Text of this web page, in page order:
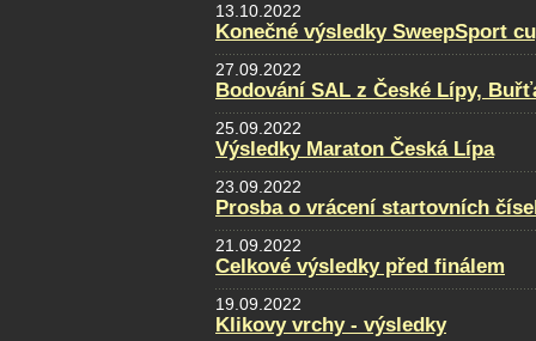
13.10.2022
Konečné výsledky SweepSport
27.09.2022
Bodování SAL z České Lípy,
25.09.2022
Výsledky Maraton Česká Lípa
23.09.2022
Prosba o vrácení startovních
21.09.2022
Celkové výsledky před finálem
19.09.2022
Klikovy vrchy - výsledky